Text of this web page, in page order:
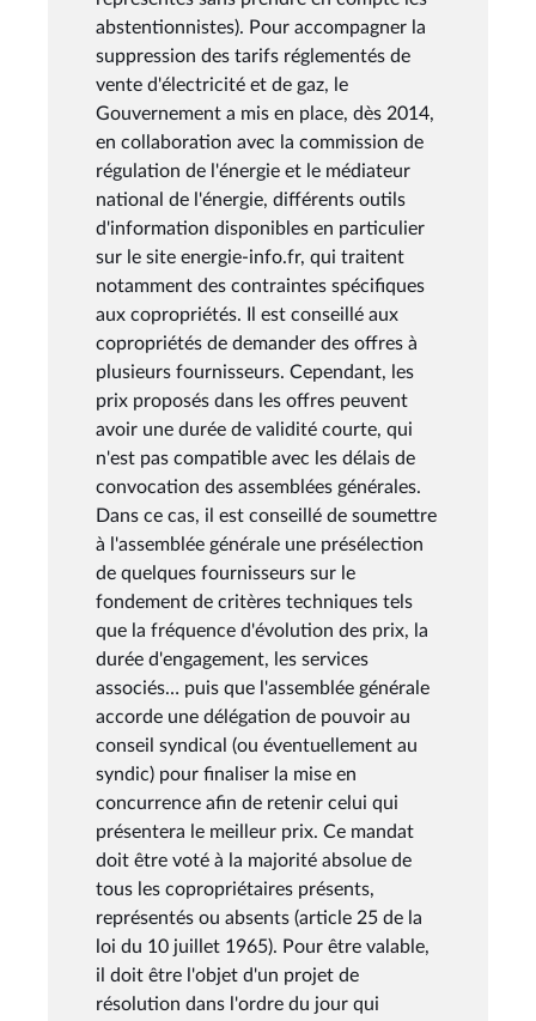
abstentionnistes). Pour accompagner la
suppression des tarifs réglementés de
vente d'électricité et de gaz, le
Gouvernement a mis en place, dès 2014,
en collaboration avec la commission de
régulation de l'énergie et le médiateur
national de l'énergie, différents outils
d'information disponibles en particulier
sur le site energie-info.fr, qui traitent
notamment des contraintes spécifiques
aux copropriétés. Il est conseillé aux
copropriétés de demander des offres à
plusieurs fournisseurs. Cependant, les
prix proposés dans les offres peuvent
avoir une durée de validité courte, qui
n'est pas compatible avec les délais de
convocation des assemblées générales.
Dans ce cas, il est conseillé de soumettre
à l'assemblée générale une présélection
de quelques fournisseurs sur le
fondement de critères techniques tels
que la fréquence d'évolution des prix, la
durée d'engagement, les services
associés… puis que l'assemblée générale
accorde une délégation de pouvoir au
conseil syndical (ou éventuellement au
syndic) pour finaliser la mise en
concurrence afin de retenir celui qui
présentera le meilleur prix. Ce mandat
doit être voté à la majorité absolue de
tous les copropriétaires présents,
représentés ou absents (article 25 de la
loi du 10 juillet 1965). Pour être valable,
il doit être l'objet d'un projet de
résolution dans l'ordre du jour qui